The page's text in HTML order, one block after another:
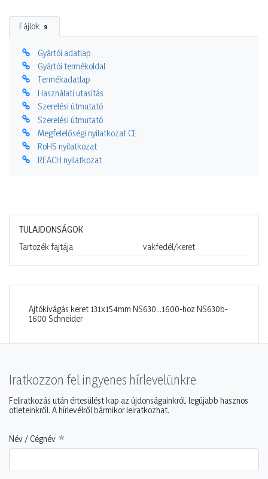
Fájlok 9
Gyártói adatlap
Gyártói termékoldal
Termékadatlap
Használati utasítás
Szerelési útmutató
Szerelési útmutató
Megfelelőségi nyilatkozat CE
RoHS nyilatkozat
REACH nyilatkozat
TULAJDONSÁGOK
Tartozék fajtája
vakfedél/keret
Ajtókivágás keret 131x154mm NS630...1600-hoz NS630b-
1600 Schneider
Iratkozzon fel ingyenes hírlevelünkre
Feliratkozás után értesülést kap az újdonságainkról, legújabb hasznos
ötleteinkről. A hírlevélről bármikor leiratkozhat.
Név / Cégnév